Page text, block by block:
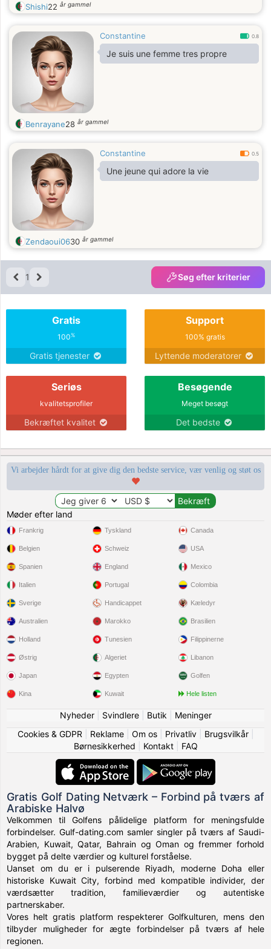
Shishi22 år gammel
Constantine 0.8
Je suis une femme tres propre
Benrayane28 år gammel
Constantine 0.5
Une jeune qui adore la vie
Zendaoui0630 år gammel
1 Søg efter kriterier
Gratis
100%
Gratis tjenester
Support
100% gratis
Lyttende moderatorer
Seriøs
kvalitetsprofiler
Bekræftet kvalitet
Besøgende
Meget besøgt
Det bedste
Vi arbejder hårdt for at give dig den bedste service, vær venlig og støt os
Møder efter land
Frankrig
Belgien
Spanien
Italien
Sverige
Tyskland
Schweiz
England
Portugal
Handicappet
Canada
USA
Mexico
Colombia
Kæledyr
Australien
Holland
Østrig
Japan
Kina
Marokko
Tunesien
Algeriet
Egypten
Kuwait
Brasilien
Filippinerne
Libanon
Golfen
Hele listen
Nyheder| Svindlere| Butik
Meninger
Cookies & GDPR
Reklame| Om os| Privatliv| Brugsvilkår|
Børnesikkerhed
Kontakt| FAQ
Gratis Golf Dating Netværk – Forbind på tværs af
Arabiske Halvø
Velkommen til Golfens pålidelige platform for meningsfulde
forbindelser. Gulf-dating.com samler singler på tværs af Saudi-
Arabien, Kuwait, Qatar, Bahrain og Oman og fremmer forhold
bygget på delte værdier og kulturel forståelse.
Uanset om du er i pulserende Riyadh, moderne Doha eller
historiske Kuwait City, forbind med kompatible individer, der
værdsætter tradition, familieværdier og autentiske
partnerskaber.
Vores helt gratis platform respekterer Golfkulturen, mens den
tilbyder muligheder for ægte forbindelser på tværs af hele
regionen.